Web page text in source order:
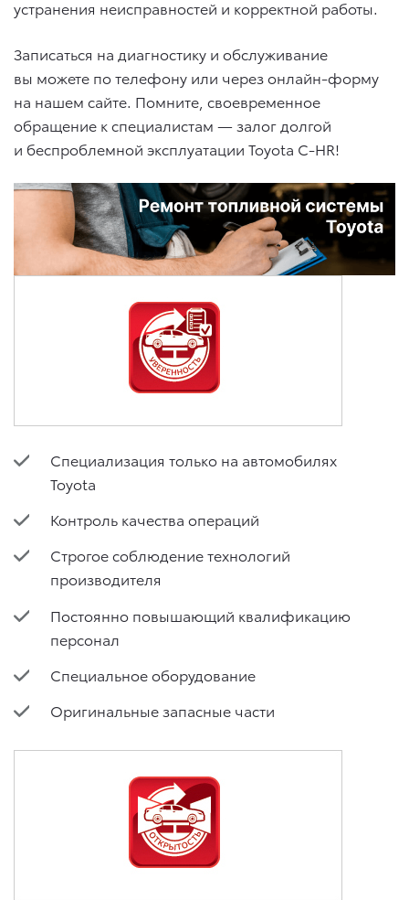
устранения неисправностей и корректной работы.
Записаться на диагностику и обслуживание
вы можете по телефону или через онлайн-форму
на нашем сайте. Помните, своевременное
обращение к специалистам — залог долгой
и беспроблемной эксплуатации Toyota C-HR!
Специализация только на автомобилях
Toyota
Контроль качества операций
Строгое соблюдение технологий
производителя
Постоянно повышающий квалификацию
персонал
Специальное оборудование
Оригинальные запасные части